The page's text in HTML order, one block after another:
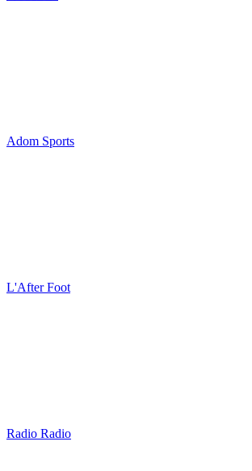
Adom Sports
L'After Foot
Radio Radio